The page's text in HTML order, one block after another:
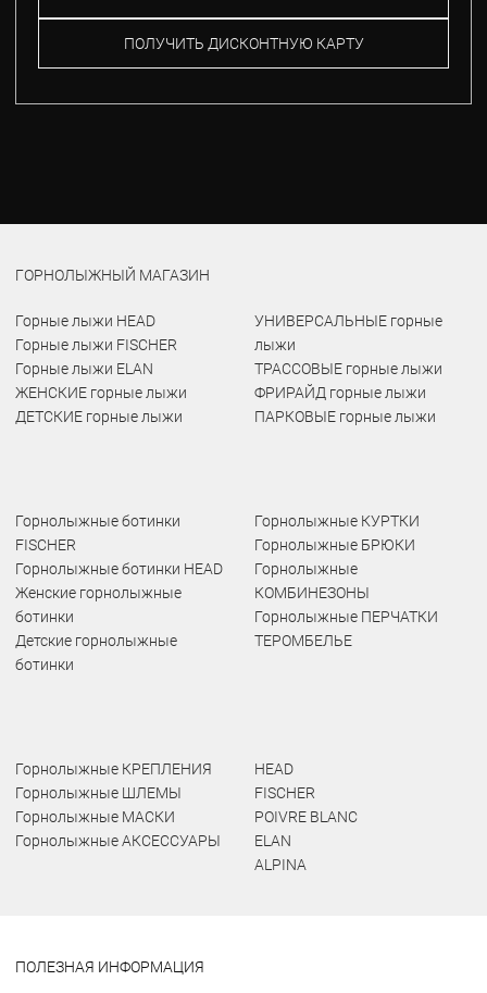
ПОЛУЧИТЬ ДИСКОНТНУЮ КАРТУ
ГОРНОЛЫЖНЫЙ МАГАЗИН
Горные лыжи HEAD
Горные лыжи FISCHER
Горные лыжи ELAN
ЖЕНСКИЕ горные лыжи
ДЕТСКИЕ горные лыжи
УНИВЕРСАЛЬНЫЕ горные
лыжи
ТРАССОВЫЕ горные лыжи
ФРИРАЙД горные лыжи
ПАРКОВЫЕ горные лыжи
Горнолыжные ботинки
FISCHER
Горнолыжные ботинки HEAD
Женские горнолыжные
ботинки
Детские горнолыжные
ботинки
Горнолыжные КУРТКИ
Горнолыжные БРЮКИ
Горнолыжные
КОМБИНЕЗОНЫ
Горнолыжные ПЕРЧАТКИ
ТЕРОМБЕЛЬЕ
Горнолыжные КРЕПЛЕНИЯ
Горнолыжные ШЛЕМЫ
Горнолыжные МАСКИ
Горнолыжные АКСЕССУАРЫ
HEAD
FISCHER
POIVRE BLANC
ELAN
ALPINA
ПОЛЕЗНАЯ ИНФОРМАЦИЯ